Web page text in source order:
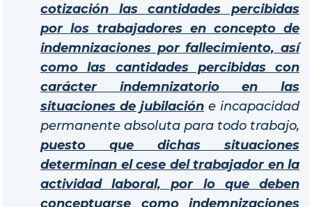
cotización las cantidades percibidas
por los trabajadores en concepto de
indemnizaciones por fallecimiento, así
como las cantidades percibidas con
carácter indemnizatorio en las
situaciones de jubilación e incapacidad
permanente absoluta para todo trabajo,
puesto que dichas situaciones
determinan el cese del trabajador en la
actividad laboral, por lo que deben
conceptuarse como indemnizaciones